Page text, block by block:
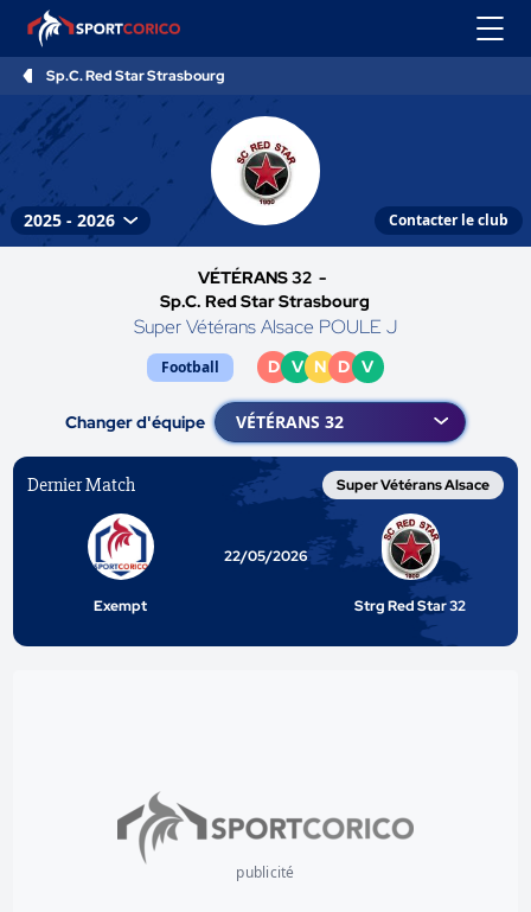
Sp.C. Red Star Strasbourg
Contacter le club
VÉTÉRANS 32 -
Sp.C. Red Star Strasbourg
Super Vétérans Alsace POULE J
Football D V N D V
Changer d'équipe
Dernier Match Super Vétérans Alsace
Exempt
22/05/2026
Strg Red Star 32
publicité